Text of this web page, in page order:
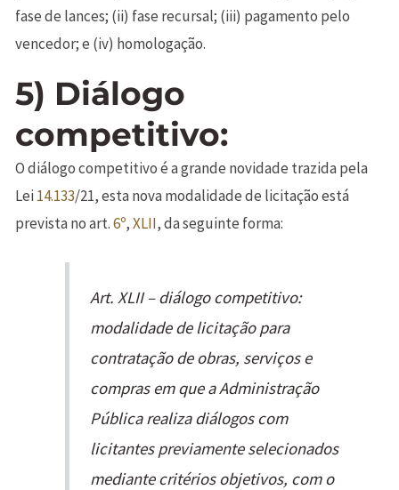
fase de lances; (ii) fase recursal; (iii) pagamento pelo
vencedor; e (iv) homologação.
5) Diálogo
competitivo:
O diálogo competitivo é a grande novidade trazida pela
Lei14.133/21, esta nova modalidade de licitação está
prevista no art.6º,XLII, da seguinte forma:
Art. XLII – diálogo competitivo:
modalidade de licitação para
contratação de obras, serviços e
compras em que a Administração
Pública realiza diálogos com
licitantes previamente selecionados
mediante critérios objetivos, com o